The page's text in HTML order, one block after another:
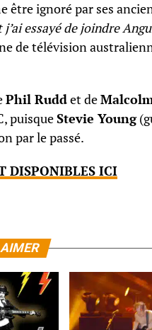
être ignoré par ses
essayé de joindre
de télévision
Phil Ruddet de
puisqueStevie Young
par le passé.
DISPONIBLES ICI